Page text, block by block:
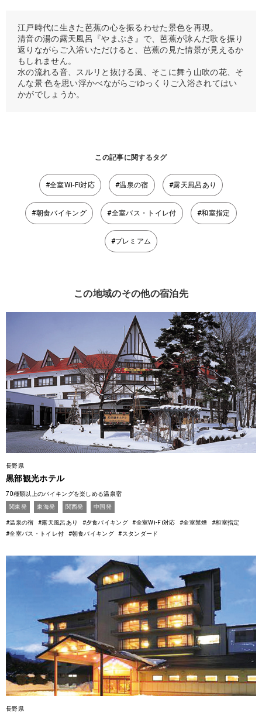
江戸時代に生きた芭蕉の心を振るわせた景色を再現。
清音の湯の露天風呂『やまぶき』で、芭蕉が詠んだ歌を振り
返りながらご入浴いただけると、芭蕉の見た情景が見えるか
もしれません。
水の流れる音、スルリと抜ける風、そこに舞う山吹の花、そ
んな景 色を思い浮かべながらごゆっくりご入浴されてはい
かがでしょうか。
この記事に関するタグ
#全室Wi-Fi対応 #温泉の宿 #露天風呂あり
#朝食バイキング #全室バス・トイレ付 #和室指定
#プレミアム
この地域のその他の宿泊先
長野県
黒部観光ホテル
70種類以上のバイキングを楽しめる温泉宿
関東発
東海発 関西発 中国発
#温泉の宿 #露天風呂あり #夕食バイキング #全室Wi-Fi対応 #全室禁煙
#和室指定
#全室バス・トイレ付
#朝食バイキング #スタンダード
長野県